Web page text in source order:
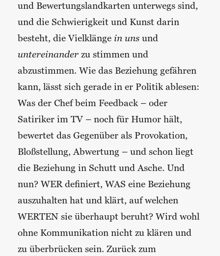
und Bewertungslandkarten unterwegs sind,
und die Schwierigkeit und Kunst darin
besteht, die Vielklänge in uns und
untereinander zu stimmen und
abzustimmen. Wie das Beziehung gefähren
kann, lässt sich gerade in er Politik ablesen:
Was der Chef beim Feedback – oder
Satiriker im TV – noch für Humor hält,
bewertet das Gegenüber als Provokation,
Bloßstellung, Abwertung – und schon liegt
die Beziehung in Schutt und Asche. Und
nun? WER definiert, WAS eine Beziehung
auszuhalten hat und klärt, auf welchen
WERTEN sie überhaupt beruht? Wird wohl
ohne Kommunikation nicht zu klären und
zu überbrücken sein. Zurück zum